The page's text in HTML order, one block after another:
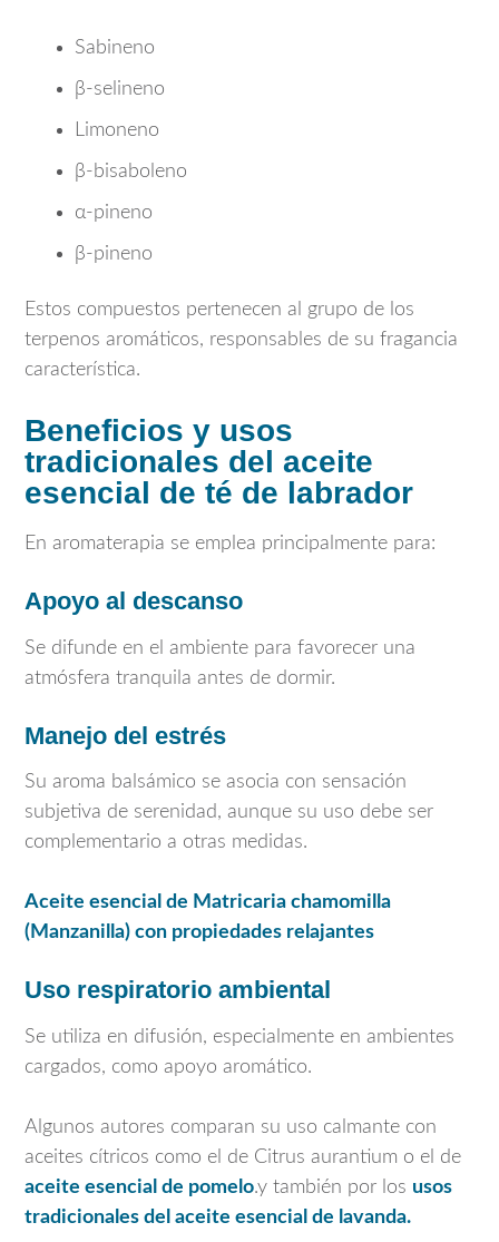
Sabineno
β-selineno
Limoneno
β-bisaboleno
α-pineno
β-pineno
Estos compuestos pertenecen al grupo de los
terpenos aromáticos, responsables de su fragancia
característica.
Beneficios y usos
tradicionales del aceite
esencial de té de labrador
En aromaterapia se emplea principalmente para:
Apoyo al descanso
Se difunde en el ambiente para favorecer una
atmósfera tranquila antes de dormir.
Manejo del estrés
Su aroma balsámico se asocia con sensación
subjetiva de serenidad, aunque su uso debe ser
complementario a otras medidas.
Aceite esencial de Matricaria chamomilla
(Manzanilla) con propiedades relajantes
Uso respiratorio ambiental
Se utiliza en difusión, especialmente en ambientes
cargados, como apoyo aromático.
Algunos autores comparan su uso calmante con
aceites cítricos como el de Citrus aurantium o el de
aceite esencial de pomelo.y también por los usos
tradicionales del aceite esencial de lavanda.